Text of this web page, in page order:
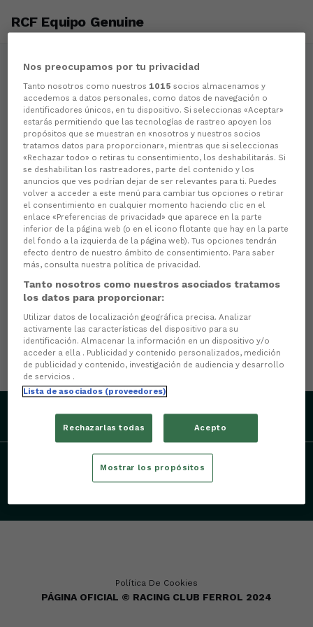
RCF Equipo Genuine
Política De Cookies
PÁGINA OFICIAL © RACING CLUB FERROL 2024
Nos preocupamos por tu privacidad
Tanto nosotros como nuestros 1015 socios almacenamos y
accedemos a datos personales, como datos de navegación o
identificadores únicos, en tu dispositivo. Si seleccionas «Aceptar»
estarás permitiendo que las tecnologías de rastreo apoyen los
propósitos que se muestran en «nosotros y nuestros socios
tratamos datos para proporcionar», mientras que si seleccionas
«Rechazar todo» o retiras tu consentimiento, los deshabilitarás. Si
se deshabilitan los rastreadores, parte del contenido y los
anuncios que ves podrían dejar de ser relevantes para ti. Puedes
volver a acceder a este menú para cambiar tus opciones o retirar
el consentimiento en cualquier momento haciendo clic en el
enlace «Preferencias de privacidad» que aparece en la parte
inferior de la página web (o en el icono flotante que hay en la parte
del fondo a la izquierda de la página web). Tus opciones tendrán
efecto dentro de nuestro ámbito de consentimiento. Para saber
más, consulta nuestra política de privacidad.
Tanto nosotros como nuestros asociados tratamos
los datos para proporcionar:
Utilizar datos de localización geográfica precisa. Analizar
activamente las características del dispositivo para su
identificación. Almacenar la información en un dispositivo y/o
acceder a ella . Publicidad y contenido personalizados, medición
de publicidad y contenido, investigación de audiencia y desarrollo
de servicios .
Lista de asociados (proveedores)
Rechazarlas todas Acepto
Mostrar los propósitos